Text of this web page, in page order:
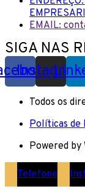
EMAIL:
SIGA NAS
Instagram
Todos os
Políticas de
Powered by
Telefone